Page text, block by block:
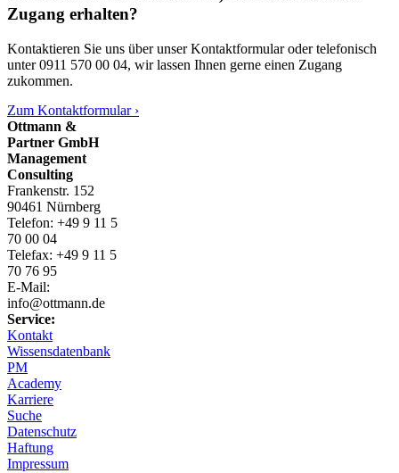
Zugang erhalten?
Kontaktieren Sie uns über unser Kontaktformular oder telefonisch
unter 0911 570 00 04, wir lassen Ihnen gerne einen Zugang
zukommen.
Zum Kontaktformular ›
Ottmann &
Partner GmbH
Management
Consulting
Frankenstr. 152
90461 Nürnberg
Telefon: +49 9 11 5
70 00 04
Telefax: +49 9 11 5
70 76 95
E-Mail:
info@ottmann.de
Service:
Kontakt
Wissensdatenbank
PM
Academy
Karriere
Suche
Datenschutz
Haftung
Impressum